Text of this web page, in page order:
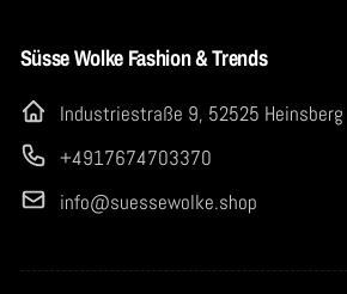
Süsse Wolke Fashion & Trends
Industriestraße 9, 52525 Heinsberg
+4917674703370
info@suessewolke.shop